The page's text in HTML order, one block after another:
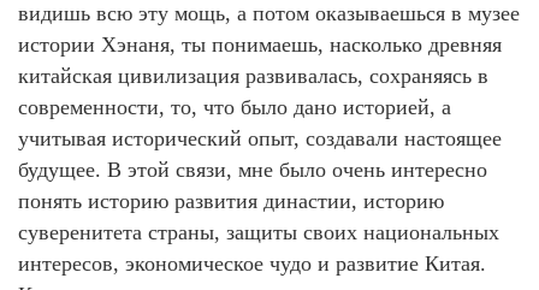
видишь всю эту мощь, а потом оказываешься в музее
истории Хэнаня, ты понимаешь, насколько древняя
китайская цивилизация развивалась, сохраняясь в
современности, то, что было дано историей, а
учитывая исторический опыт, создавали настоящее
будущее. В этой связи, мне было очень интересно
понять историю развития династии, историю
суверенитета страны, защиты своих национальных
интересов, экономическое чудо и развитие Китая.